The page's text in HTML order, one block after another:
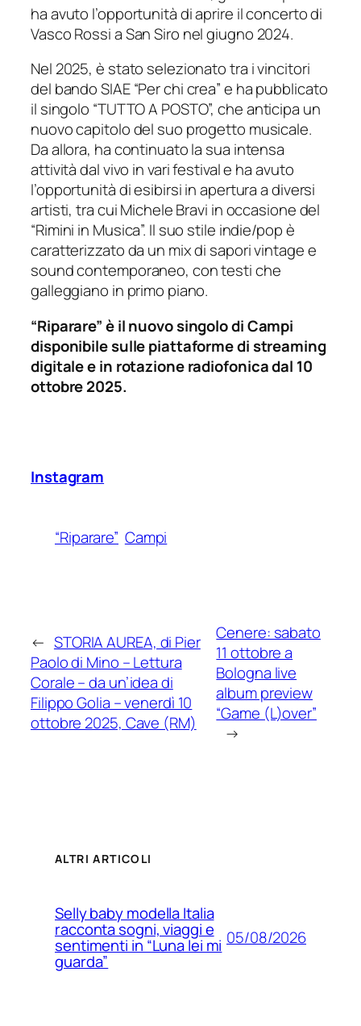
ha avuto l’opportunità di aprire il concerto di
Vasco Rossi a San Siro nel giugno 2024.
Nel 2025, è stato selezionato tra i vincitori
del bando SIAE “Per chi crea” e ha pubblicato
il singolo “TUTTO A POSTO”, che anticipa un
nuovo capitolo del suo progetto musicale.
Da allora, ha continuato la sua intensa
attività dal vivo in vari festival e ha avuto
l’opportunità di esibirsi in apertura a diversi
artisti, tra cui Michele Bravi in occasione del
“Rimini in Musica”. Il suo stile indie/pop è
caratterizzato da un mix di sapori vintage e
sound contemporaneo, con testi che
galleggiano in primo piano.
“Riparare” è il nuovo singolo di Campi
disponibile sulle piattaforme di streaming
digitale e in rotazione radiofonica dal 10
ottobre 2025.
Instagram
“Riparare” Campi
← STORIA AUREA, di Pier
Paolo di Mino – Lettura
Corale – da un’idea di
Filippo Golia – venerdì 10
ottobre 2025, Cave (RM)
Cenere: sabato
11 ottobre a
Bologna live
album preview
“Game (L)over”
→
ALTRI ARTICOLI
Selly baby modella Italia
racconta sogni, viaggi e
sentimenti in “Luna lei mi
guarda”
05/08/2026